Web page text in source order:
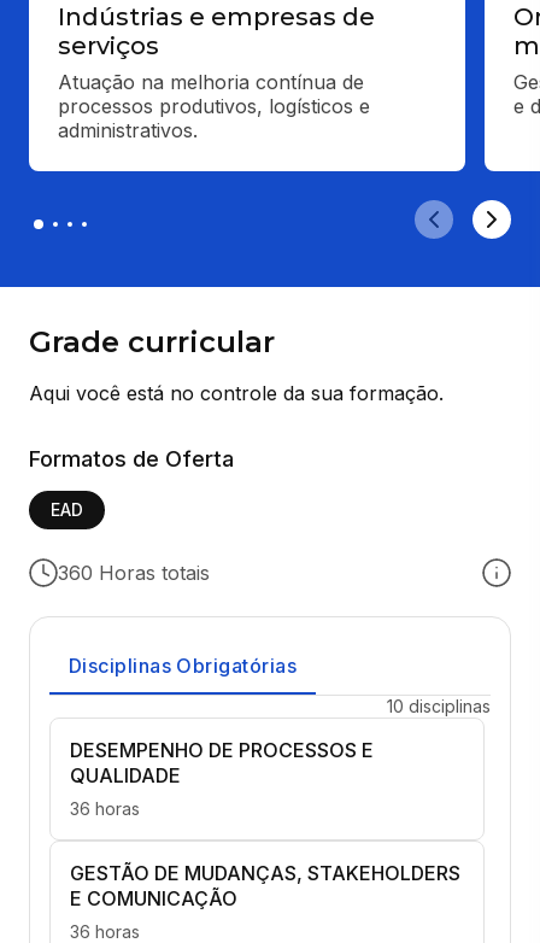
Indústrias e empresas de
serviços
Atuação na melhoria contínua de
processos produtivos, logísticos e
administrativos.
e
Grade curricular
Aqui você está no controle da sua formação.
Formatos de Oferta
EAD
360 Horas totais
Disciplinas Obrigatórias
10 disciplinas
DESEMPENHO DE PROCESSOS E
QUALIDADE
36 horas
GESTÃO DE MUDANÇAS, STAKEHOLDERS
E COMUNICAÇÃO
36 horas